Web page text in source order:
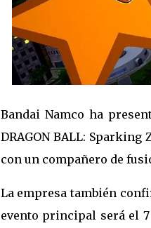
Bandai Namco ha
DRAGON BALL:
con un compañero de
La empresa también
evento principal será el